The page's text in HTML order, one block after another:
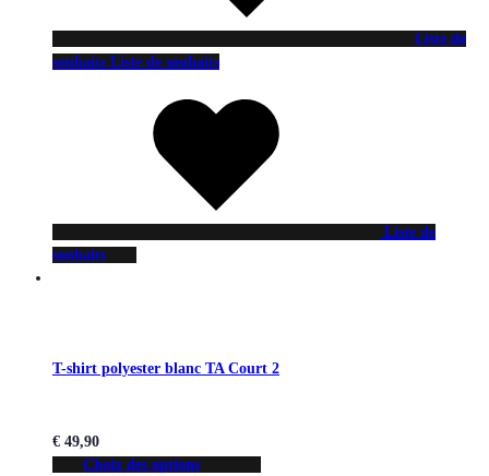
Liste de
souhaits Liste de souhaits
Liste de
souhaits
T-shirt polyester blanc TA Court 2
€ 49,90
Choix des options